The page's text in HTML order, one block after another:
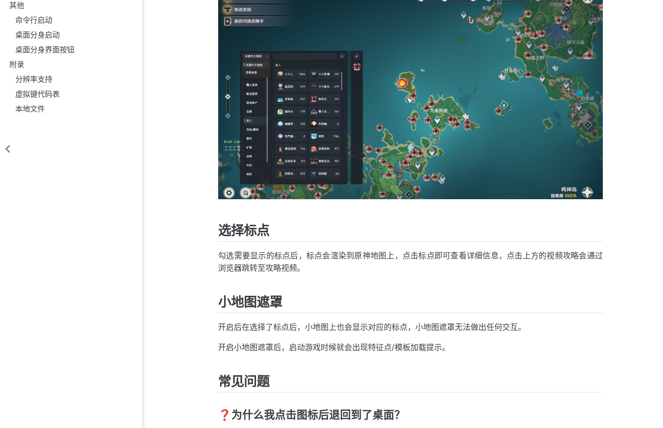
其他
命令行启动
桌面分身启动
桌面分身界面按钮
附录
分辨率支持
虚拟键代码表
本地文件
选择标点
勾选需要显示的标点后，标点会渲染到原神地图上，点击标点即可查看详细信息，点击上方的视频攻略会通过
浏览器跳转至攻略视频。
小地图遮罩
开启后在选择了标点后，小地图上也会显示对应的标点，小地图遮罩无法做出任何交互。
开启小地图遮罩后，启动游戏时候就会出现特征点/模板加载提示。
常见问题
❓为什么我点击图标后退回到了桌面？